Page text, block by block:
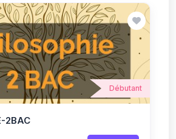
Débutant
2BAC